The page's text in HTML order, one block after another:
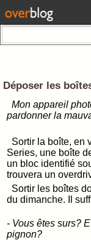
Déposer les
Mon appareil
pardonner la
Sortir la boîte, en
Series, une boîte
un bloc identifié
trouvera un
Sortir les boîtes
du dimanche. Il
- Vous êtes surs?
pignon?